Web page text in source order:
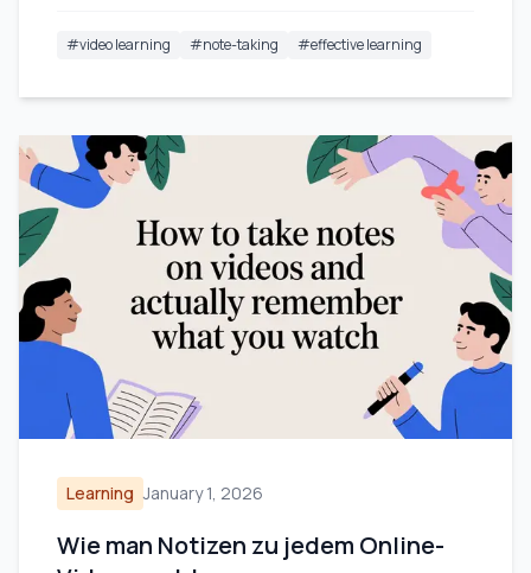
#video learning #note-taking #effective learning
Learning January 1, 2026
Wie man Notizen zu jedem Online-